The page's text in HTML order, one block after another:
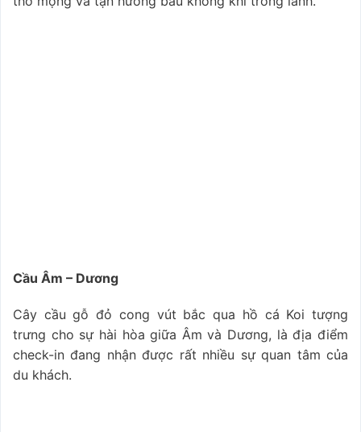
Cầu Âm – Dương
Cây cầu gỗ đỏ cong vút bắc qua hồ cá Koi tượng
trưng cho sự hài hòa giữa Âm và Dương, là địa điểm
check-in đang nhận được rất nhiều sự quan tâm của
du khách.